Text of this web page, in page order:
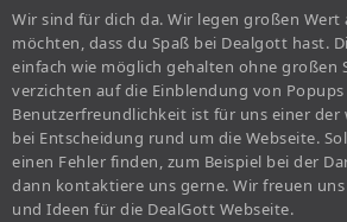
Wir sind für dich da. Wir legen großen Wert
möchten, dass du Spaß bei Dealgott hast.
einfach wie möglich gehalten ohne großen
verzichten auf die Einblendung von
Benutzerfreundlichkeit ist für uns einer der
bei Entscheidung rund um die Webseite.
einen Fehler finden, zum Beispiel bei der
dann kontaktiere uns gerne. Wir freuen
und Ideen für die DealGott Webseite.